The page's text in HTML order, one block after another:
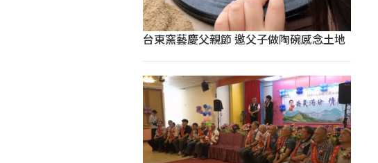
台東窯藝慶父親節 邀父子做陶碗感念土地